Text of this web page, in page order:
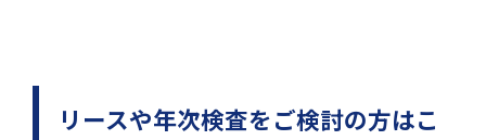
リースや年次検査をご検討の方はこ